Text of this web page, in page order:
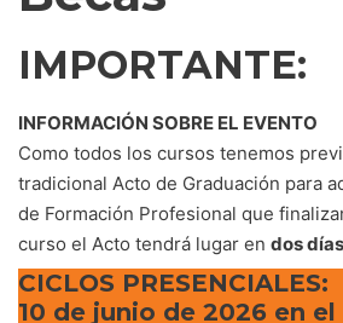
IMPORTANTE:
INFORMACIÓN SOBRE EL EVENTO
Como todos los cursos tenemos
tradicional Acto de Graduación para
de Formación Profesional que
curso el Acto tendrá lugar en dos
CICLOS PRESENCIALES:
10 de junio de 2026 en